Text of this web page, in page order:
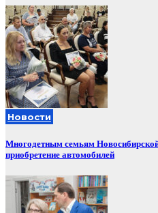
Новости
Многодетным семьям
приобретение автомобилей